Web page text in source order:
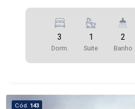
3
Dorm.
1
Suite
2
Banho
Cód. 143